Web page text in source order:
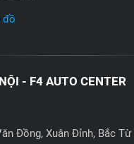
đồ
- F4 AUTO CENTER
Đồng, Xuân Đỉnh, Bắc